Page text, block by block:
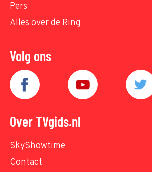
Pers
Alles over de Ring
Volg ons
Over TVgids.nl
SkyShowtime
Contact